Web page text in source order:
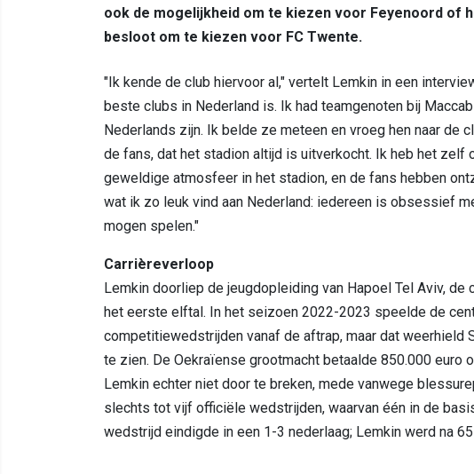
ook de mogelijkheid om te kiezen voor Feyenoord of
besloot om te kiezen voor FC Twente.
"Ik kende de club hiervoor al," vertelt Lemkin in een
beste clubs in Nederland is. Ik had teamgenoten bij
Nederlands zijn. Ik belde ze meteen en vroeg hen naar de
de fans, dat het stadion altijd is uitverkocht. Ik heb het
geweldige atmosfeer in het stadion, en de fans hebben
wat ik zo leuk vind aan Nederland: iedereen is obsessief
mogen spelen."
Carrièreverloop
Lemkin doorliep de jeugdopleiding van Hapoel Tel Aviv,
het eerste elftal. In het seizoen 2022-2023 speelde de
competitiewedstrijden vanaf de aftrap, maar dat weerhield
te zien. De Oekraïense grootmacht betaalde 850.000 euro
Lemkin echter niet door te breken, mede vanwege
slechts tot vijf officiële wedstrijden, waarvan één in de
wedstrijd eindigde in een 1-3 nederlaag; Lemkin werd na